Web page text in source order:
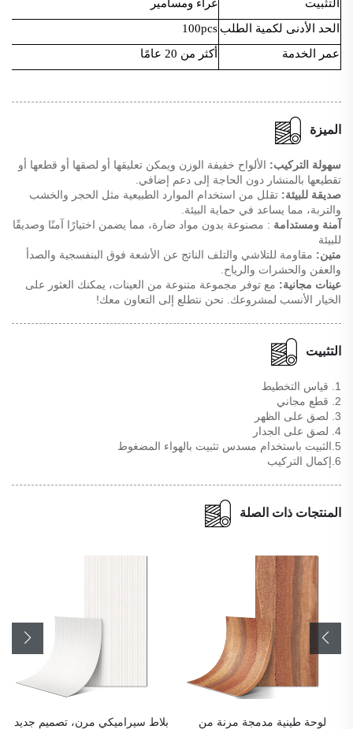
التثبيت
غراء ومسامير
الحد الأدنى لكمية الطلب 100pcs
عمر الخدمة
أكثر من 20 عامًا
الميزة
سهولة التركيب: الألواح خفيفة الوزن ويمكن تعليقها أو لصقها أو قطعها أو
تقطيعها بالمنشار دون الحاجة إلى دعم إضافي.
صديقة للبيئة: تقلل من استخدام الموارد الطبيعية مثل الحجر والخشب
والتربة، مما يساعد في حماية البيئة.
آمنة ومستدامة : مصنوعة بدون مواد ضارة، مما يضمن اختيارًا آمنًا وصديقًا
للبيئة
متين: مقاومة للتلاشي والتلف الناتج عن الأشعة فوق البنفسجية والصدأ
والعفن والحشرات والرياح.
عينات مجانية: مع توفر مجموعة متنوعة من العينات، يمكنك العثور على
الخيار الأنسب لمشروعك. نحن نتطلع إلى التعاون معك!
التثبيت
1. قياس التخطيط
2. قطع مجاني
3. لصق على الظهر
4. لصق على الجدار
5.الثبيت باستخدام مسدس تثبيت بالهواء المضغوط
6.إكمال التركيب
المنتجات ذات الصلة
بلاط سيراميكي مرن، تصميم جديد
لوحة خرسانية بلون وملمس